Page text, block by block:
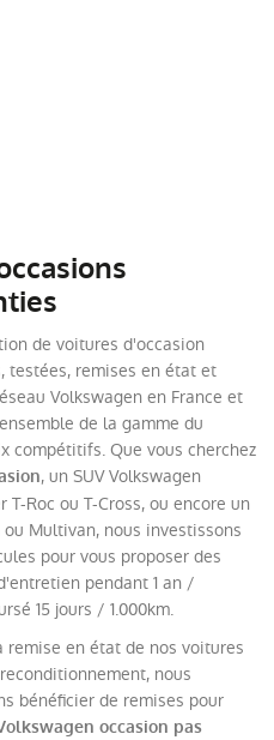
de voitures d'occasion
testées, remises en état et
Volkswagen en France et
de la gamme du
compétitifs. Que vous cherchez
, un SUV Volkswagen
Roc ou T-Cross, ou encore un
Multivan, nous investissons
pour vous proposer des
pendant 1 an /
15 jours / 1.000km.
en état de nos voitures
nous
bénéficier de remises pour
occasion pas